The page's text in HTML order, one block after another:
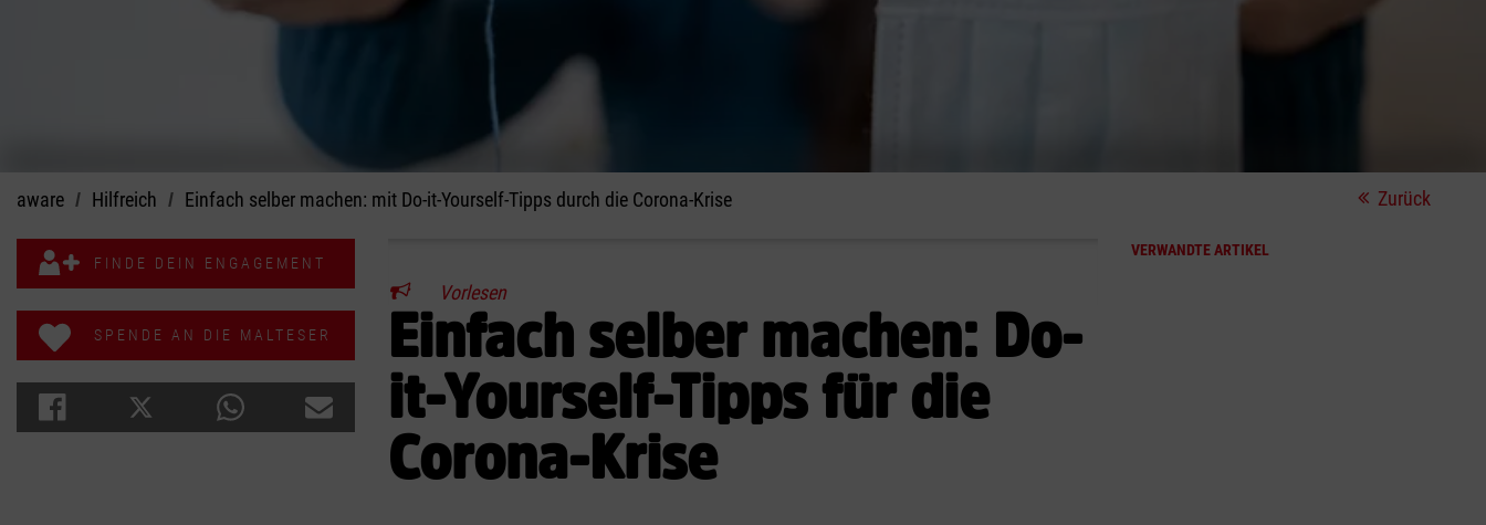
aware Hilfreich Einfach selber machen: mit Do-it-Yourself-Tipps durch die Corona-Krise Zurück
FINDE DEIN ENGAGEMENT
SPENDE AN DIE MALTESER
Vorlesen
Einfach selber machen: Do-
it-Yourself-Tipps für die
Corona-Krise
VERWANDTE ARTIKEL